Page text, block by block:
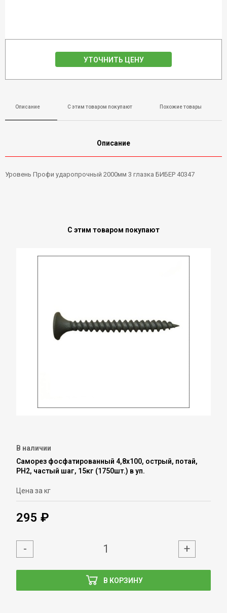
УТОЧНИТЬ ЦЕНУ
Описание С этим товаром покупают Похожие товары
Описание
Уровень Профи ударопрочный 2000мм 3 глазка БИБЕР 40347
С этим товаром покупают
В наличии
Саморез фосфатированный 4,8х100, острый, потай,
PH2, частый шаг, 15кг (1750шт.) в уп.
Цена за кг
295 ₽
В КОРЗИНУ
- +